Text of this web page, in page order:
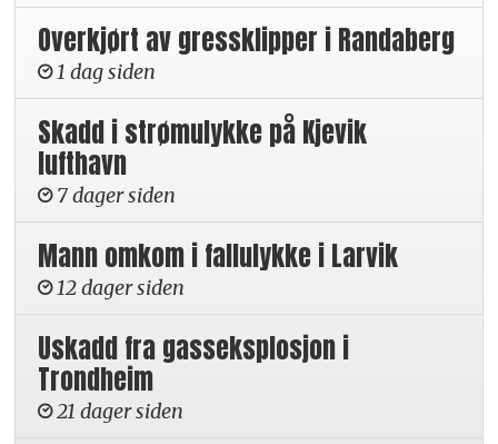
Overkjørt av gressklipper i Randaberg
1 dag siden
Skadd i strømulykke på Kjevik
lufthavn
7 dager siden
Mann omkom i fallulykke i Larvik
12 dager siden
Uskadd fra gasseksplosjon i
Trondheim
21 dager siden